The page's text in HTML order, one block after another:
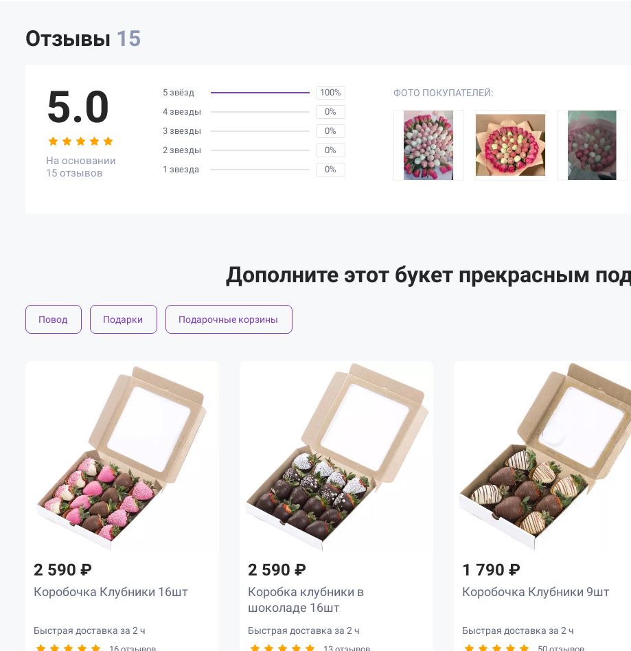
Отзывы 15
5.0
На основании
15 отзывов
5 звёзд
100%
4 звезды
0%
3 звезды
0%
2 звезды
0%
1 звезда
0%
ФОТО ПОКУПАТЕЛЕЙ:
Дополните этот букет прекрасным
Повод Подарки Подарочные корзины
2 590 ₽
Коробочка Клубники 16шт
Быстрая доставка за 2 ч
2 590 ₽
Коробка клубники в
шоколаде 16шт
Быстрая доставка за 2 ч
1 790 ₽
Коробочка Клубники 9шт
Быстрая доставка за 2 ч